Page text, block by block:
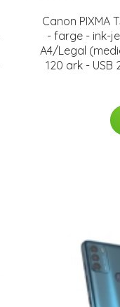
Canon PIXMA
- farge - ink-
A4/Legal
120 ark - USB